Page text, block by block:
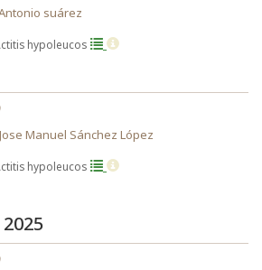
suárez
hypoleucos
Jose Manuel Sánchez López
hypoleucos